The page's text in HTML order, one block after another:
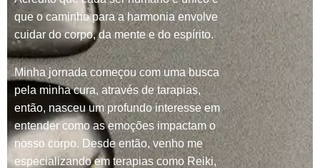
que o caminho para a harmonia envolve
cuidar do corpo, da mente e do espírito.
Minha jornada começou com uma busca
pela minha cura, através de tarapias,
então, nasceu um profundo interesse em
entender como as emoções impactam o
nosso corpo. Desde então, venho me
especializando em terapias como Reiki,